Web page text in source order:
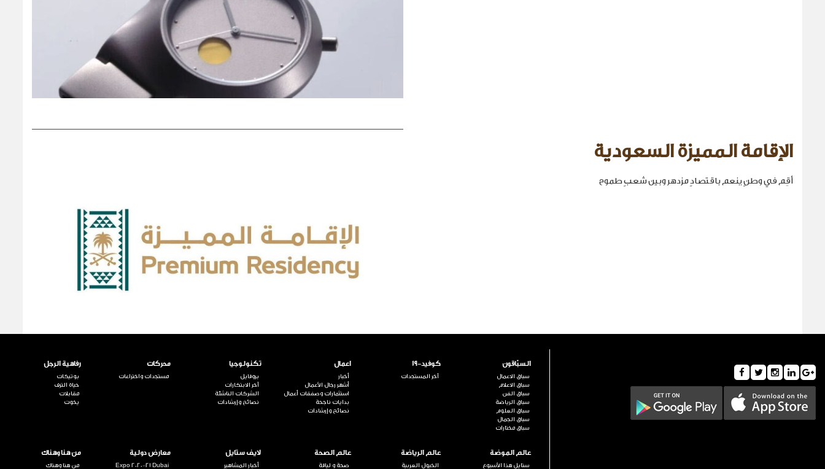
الإقامة المميزة السعودية
أقِم في وطنٍ ينعم باقتصادٍ مزدهر وبين شعبٍ طموح
السبّاقون
سباق الاعمال
سباق الاعلام
سباق الفن
سباق الرياضة
سباق العلوم
سباق الجمال
سباق مختارات
كوفيد-19
آخر المستجدات
اعمال
أخبار
أشهر رجال الأعمال
استثمارات وصفقات أعمال
بدايات ناجحة
نصائح وإرشادات
تكنولوجيا
بروفايل
آخر الابتكارات
الشركات الناشئة
نصائح وإرشادات
محركات
مستجدات واختراعات
رفاهية الرجل
بوتيكات
حياة الترف
مقابلات
يخوت
عالم الموضة
ستايل هذا الأسبوع
عالم الرياضة
الخيول العربية
عالم الصحة
صحة و لياقة
لايف ستايل
أخبار المشاهير
معارض دولية
Expo 2020-21 Dubai
من هنا وهناك
من هنا وهناك